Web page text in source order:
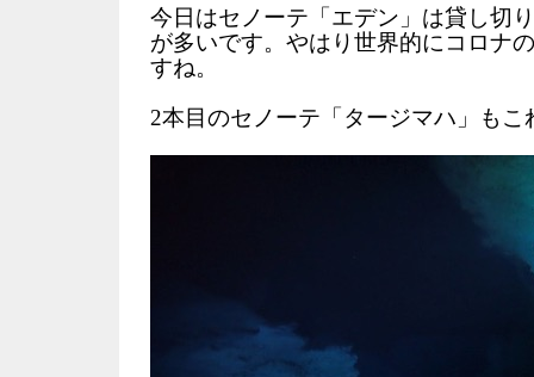
今日はセノーテ「エデン」は貸し切
が多いです。やはり世界的にコロナ
すね。
2本目のセノーテ「タージマハ」もこ